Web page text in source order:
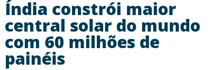
Índia constrói maior
central solar do mundo
com 60 milhões de
painéis